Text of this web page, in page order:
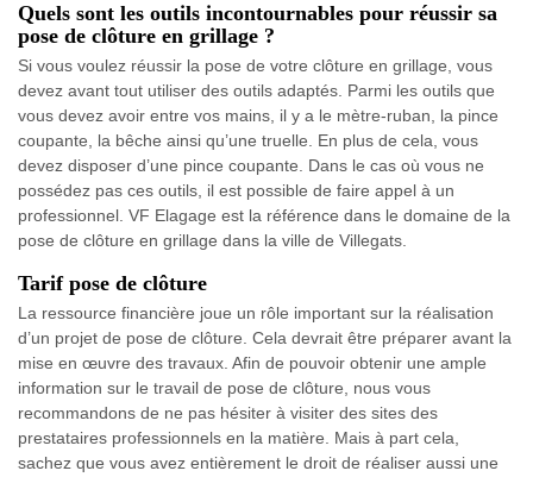
Quels sont les outils incontournables pour réussir sa
pose de clôture en grillage ?
Si vous voulez réussir la pose de votre clôture en grillage, vous
devez avant tout utiliser des outils adaptés. Parmi les outils que
vous devez avoir entre vos mains, il y a le mètre-ruban, la pince
coupante, la bêche ainsi qu’une truelle. En plus de cela, vous
devez disposer d’une pince coupante. Dans le cas où vous ne
possédez pas ces outils, il est possible de faire appel à un
professionnel. VF Elagage est la référence dans le domaine de la
pose de clôture en grillage dans la ville de Villegats.
Tarif pose de clôture
La ressource financière joue un rôle important sur la réalisation
d’un projet de pose de clôture. Cela devrait être préparer avant la
mise en œuvre des travaux. Afin de pouvoir obtenir une ample
information sur le travail de pose de clôture, nous vous
recommandons de ne pas hésiter à visiter des sites des
prestataires professionnels en la matière. Mais à part cela,
sachez que vous avez entièrement le droit de réaliser aussi une